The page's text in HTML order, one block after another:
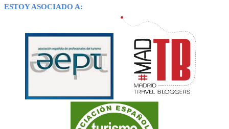
ESTOY ASOCIADO A: